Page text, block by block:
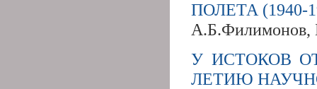
ПОЛЕТА (1940-
У ИСТОКОВ
ЛЕТИЮ